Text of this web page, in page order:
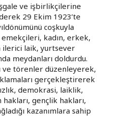
ve işbirlikçilerine
29 Ekim 1923’te
coşkuyla
kadın, erkek,
ilerici laik, yurtsever
meydanları doldurdu.
ve törenler düzenleyerek,
gerçekleştirerek
demokrasi, laiklik,
hakları, gençlik hakları,
kazanımlara sahip